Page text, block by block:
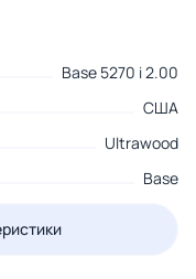
Base 5270 i 2.00
США
Ultrawood
Base